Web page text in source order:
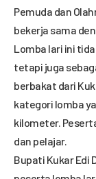
Pemuda dan
bekerja sama
Lomba lari ini
tetapi juga
berbakat dari
kategori lomba
kilometer.
dan pelajar.
Bupati Kukar Edi